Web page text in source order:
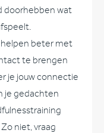
doorhebben wat
beter met
te brengen
je jouw connectie
je gedachten
niet, vraag